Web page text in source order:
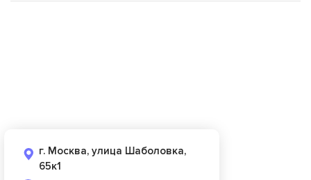
г. Москва, улица Шаболовка,
65к1